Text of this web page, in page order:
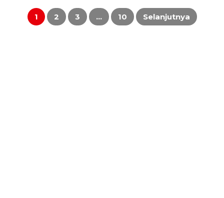
Paginasi
pos
1 2 3 … 10 Selanjutnya